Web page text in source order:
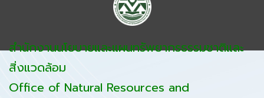
สำนักงานนโยบายและแผนทรัพยากรธรรมชาติและ
สิ่งแวดล้อม
Office of Natural Resources and